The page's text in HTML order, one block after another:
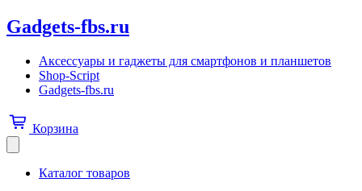
Gadgets-fbs.ru
Аксессуары и гаджеты для смартфонов и планшетов
Shop-Script
Gadgets-fbs.ru
Корзина
Каталог товаров